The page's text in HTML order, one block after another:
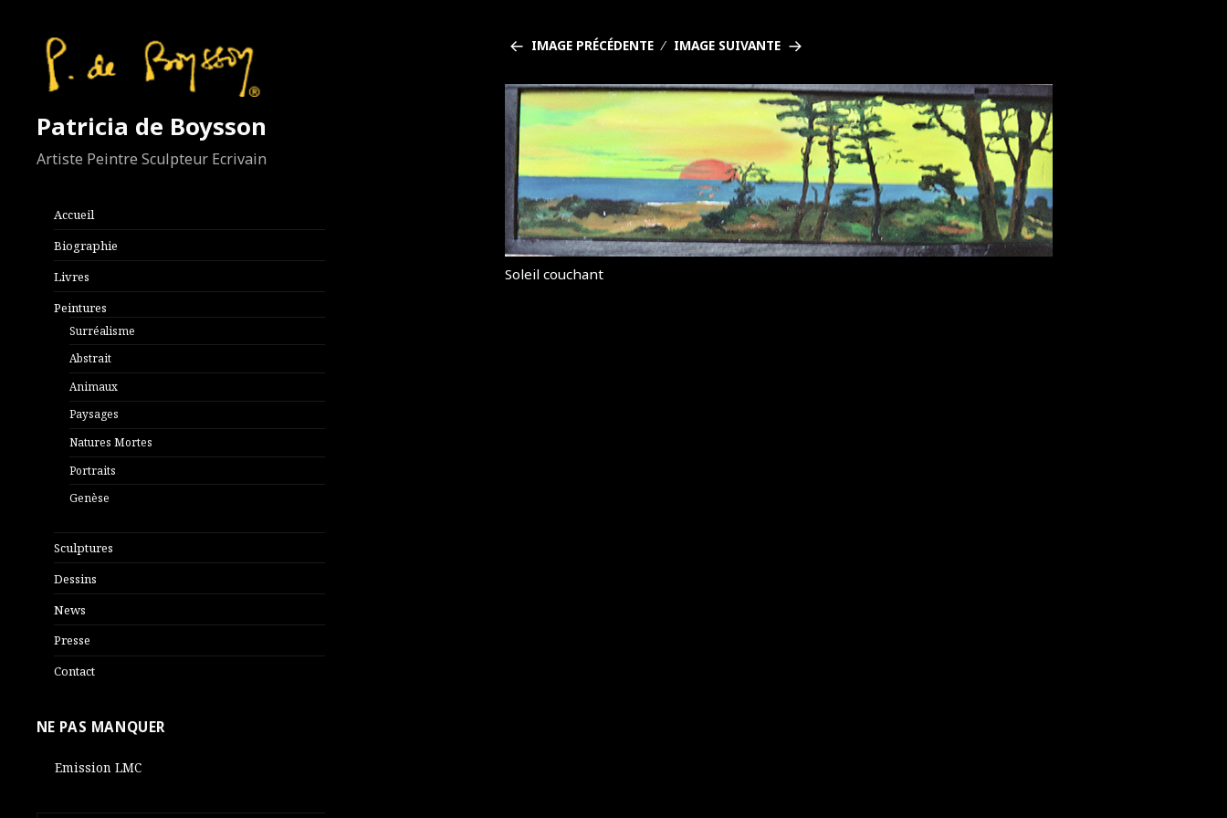
Patricia de Boysson
Artiste Peintre Sculpteur Ecrivain
Accueil
Biographie
Livres
Peintures
Surréalisme
Abstrait
Animaux
Paysages
Natures Mortes
Portraits
Genèse
Sculptures
Dessins
News
Presse
Contact
NE PAS MANQUER
Emission LMC
IMAGE PRÉCÉDENTE IMAGE SUIVANTE
Soleil couchant